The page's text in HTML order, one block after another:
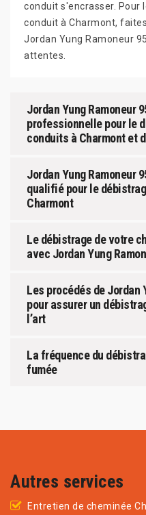
conduit s'encrasser. Pour
conduit à Charmont,
Jordan Yung Ramoneur
attentes.
Jordan Yung Ramoneur
professionnelle pour le
conduits à Charmont et
Jordan Yung Ramoneur
qualifié pour le
Charmont
Le débistrage de votre
avec Jordan Yung
Les procédés de Jordan
pour assurer un
l’art
La fréquence du
fumée
Autres services
Entretien de cheminée